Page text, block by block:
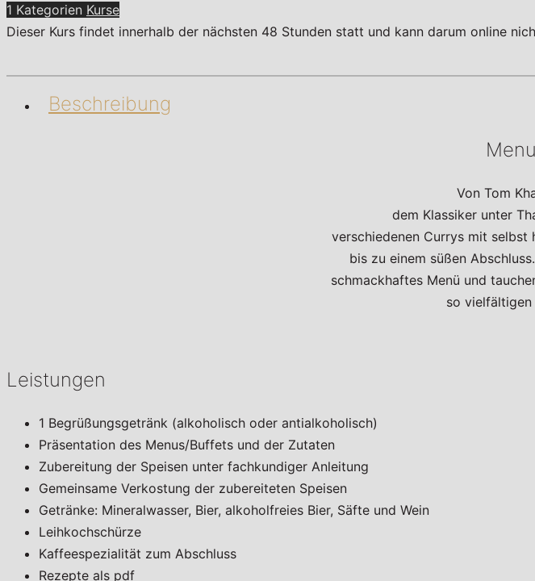
1 Kategorien Kurse
Dieser Kurs findet innerhalb der nächsten 48 Stunden statt und kann darum online
Beschreibung
Menu
Von Tom
dem Klassiker unter
verschiedenen Currys mit selbst
bis zu einem süßen
schmackhaftes Menü und
so vielfältigen
Leistungen
1 Begrüßungsgetränk (alkoholisch oder antialkoholisch)
Präsentation des Menus/Buffets und der Zutaten
Zubereitung der Speisen unter fachkundiger Anleitung
Gemeinsame Verkostung der zubereiteten Speisen
Getränke: Mineralwasser, Bier, alkoholfreies Bier, Säfte und Wein
Leihkochschürze
Kaffeespezialität zum Abschluss
Rezepte als pdf